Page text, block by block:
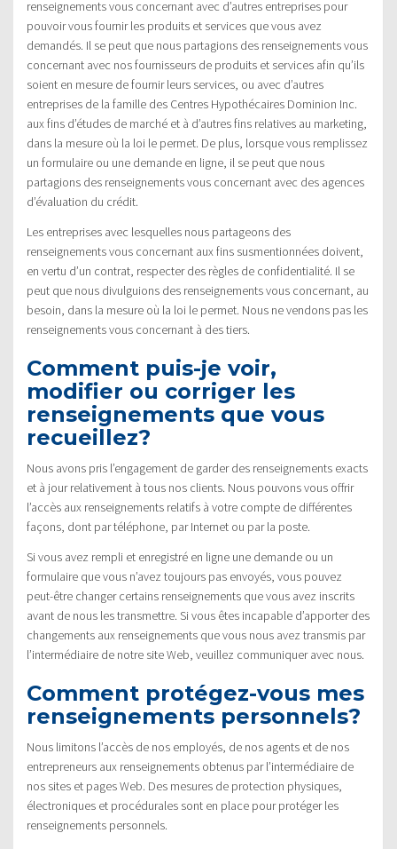
renseignements vous concernant avec d’autres entreprises pour
pouvoir vous fournir les produits et services que vous avez
demandés. Il se peut que nous partagions des renseignements vous
concernant avec nos fournisseurs de produits et services afin qu’ils
soient en mesure de fournir leurs services, ou avec d’autres
entreprises de la famille des Centres Hypothécaires Dominion Inc.
aux fins d’études de marché et à d’autres fins relatives au marketing,
dans la mesure où la loi le permet. De plus, lorsque vous remplissez
un formulaire ou une demande en ligne, il se peut que nous
partagions des renseignements vous concernant avec des agences
d’évaluation du crédit.
Les entreprises avec lesquelles nous partageons des
renseignements vous concernant aux fins susmentionnées doivent,
en vertu d’un contrat, respecter des règles de confidentialité. Il se
peut que nous divulguions des renseignements vous concernant, au
besoin, dans la mesure où la loi le permet. Nous ne vendons pas les
renseignements vous concernant à des tiers.
Comment puis-je voir,
modifier ou corriger les
renseignements que vous
recueillez?
Nous avons pris l’engagement de garder des renseignements exacts
et à jour relativement à tous nos clients. Nous pouvons vous offrir
l’accès aux renseignements relatifs à votre compte de différentes
façons, dont par téléphone, par Internet ou par la poste.
Si vous avez rempli et enregistré en ligne une demande ou un
formulaire que vous n’avez toujours pas envoyés, vous pouvez
peut-être changer certains renseignements que vous avez inscrits
avant de nous les transmettre. Si vous êtes incapable d’apporter des
changements aux renseignements que vous nous avez transmis par
l’intermédiaire de notre site Web, veuillez communiquer avec nous.
Comment protégez-vous mes
renseignements personnels?
Nous limitons l’accès de nos employés, de nos agents et de nos
entrepreneurs aux renseignements obtenus par l’intermédiaire de
nos sites et pages Web. Des mesures de protection physiques,
électroniques et procédurales sont en place pour protéger les
renseignements personnels.